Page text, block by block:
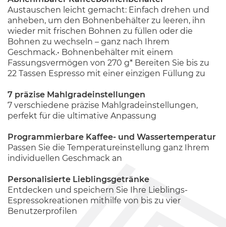
Austauschen leicht gemacht: Einfach drehen und
anheben, um den Bohnenbehälter zu leeren, ihn
wieder mit frischen Bohnen zu füllen oder die
Bohnen zu wechseln – ganz nach Ihrem
Geschmack.• Bohnenbehälter mit einem
Fassungsvermögen von 270 g* Bereiten Sie bis zu
22 Tassen Espresso mit einer einzigen Füllung zu
7 präzise Mahlgradeinstellungen
7 verschiedene präzise Mahlgradeinstellungen,
perfekt für die ultimative Anpassung
Programmierbare Kaffee- und Wassertemperatur
Passen Sie die Temperatureinstellung ganz Ihrem
individuellen Geschmack an
Personalisierte Lieblingsgetränke
Entdecken und speichern Sie Ihre Lieblings-
Espressokreationen mithilfe von bis zu vier
Benutzerprofilen